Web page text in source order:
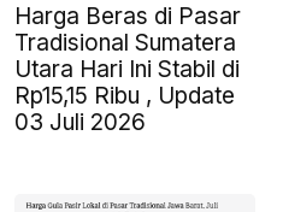
Harga Beras di Pasar
Tradisional Sumatera
Utara Hari Ini Stabil di
Rp15,15 Ribu , Update
03 Juli 2026